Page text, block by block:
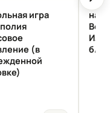
игра
(в
б/у